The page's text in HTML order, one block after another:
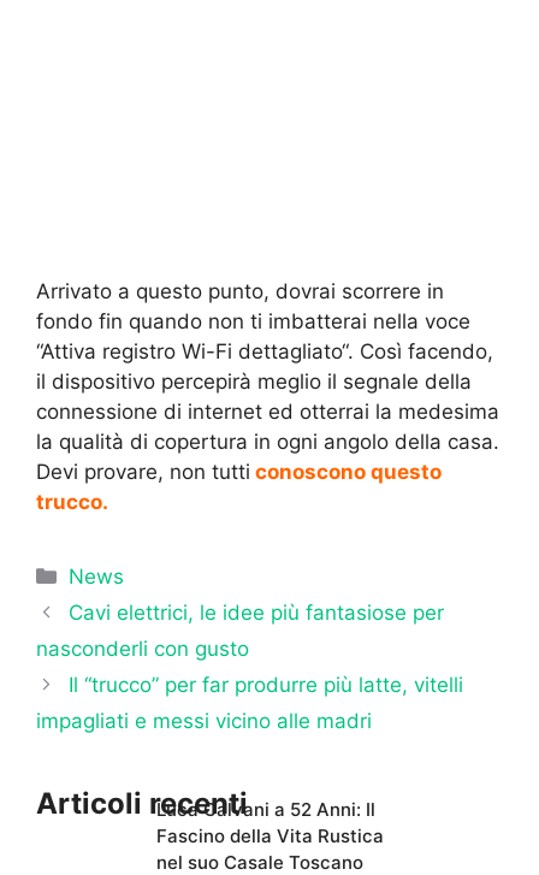
Arrivato a questo punto, dovrai scorrere in
fondo fin quando non ti imbatterai nella voce
“Attiva registro Wi-Fi dettagliato“. Così facendo,
il dispositivo percepirà meglio il segnale della
connessione di internet ed otterrai la medesima
la qualità di copertura in ogni angolo della casa.
Devi provare, non tutti conoscono questo
trucco.
Categorie
News
Cavi elettrici, le idee più fantasiose per
nasconderli con gusto
Il “trucco” per far produrre più latte, vitelli
impagliati e messi vicino alle madri
Articoli recentiLuca Calvani a 52 Anni: Il
Fascino della Vita Rustica
nel suo Casale Toscano